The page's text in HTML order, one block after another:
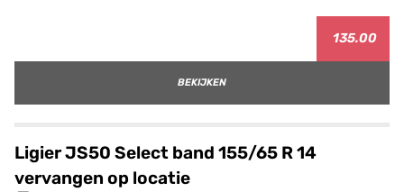
135.00
BEKIJKEN
Ligier JS50 Select band 155/65 R 14
vervangen op locatie